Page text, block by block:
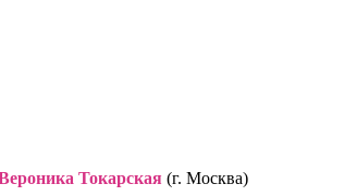
Токарская (г. Москва)